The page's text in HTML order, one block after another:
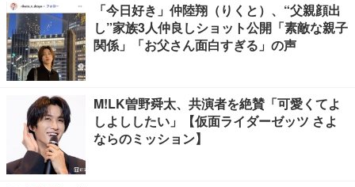
「今日好き」仲陸翔（りくと）、“父親顔出
し”家族3人仲良しショット公開「素敵な親子
関係」「お父さん面白すぎる」の声
M!LK曽野舜太、共演者を絶賛「可愛くてよ
しよししたい」【仮面ライダーゼッツ さよ
ならのミッション】